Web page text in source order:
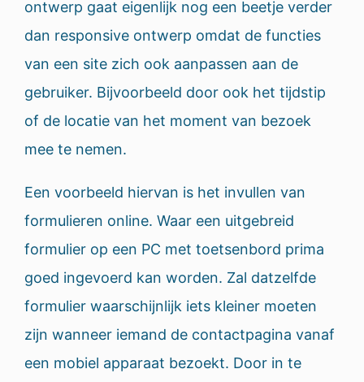
ontwerp gaat eigenlijk nog een beetje verder
dan responsive ontwerp omdat de functies
van een site zich ook aanpassen aan de
gebruiker. Bijvoorbeeld door ook het tijdstip
of de locatie van het moment van bezoek
mee te nemen.
Een voorbeeld hiervan is het invullen van
formulieren online. Waar een uitgebreid
formulier op een PC met toetsenbord prima
goed ingevoerd kan worden. Zal datzelfde
formulier waarschijnlijk iets kleiner moeten
zijn wanneer iemand de contactpagina vanaf
een mobiel apparaat bezoekt. Door in te